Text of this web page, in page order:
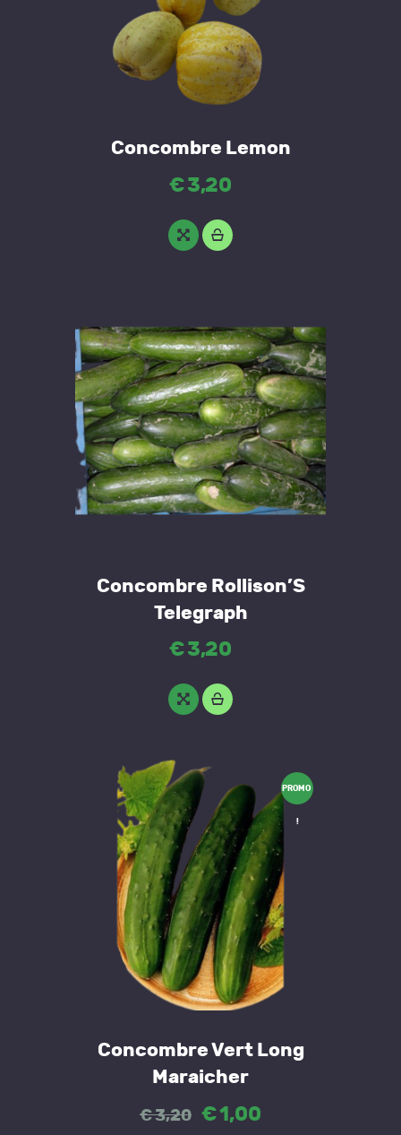
Concombre Lemon
€3,20
Concombre Rollison’S
Telegraph
€3,20
PROMO
!
Concombre Vert Long
Maraicher
€3,20 Original
€1,00